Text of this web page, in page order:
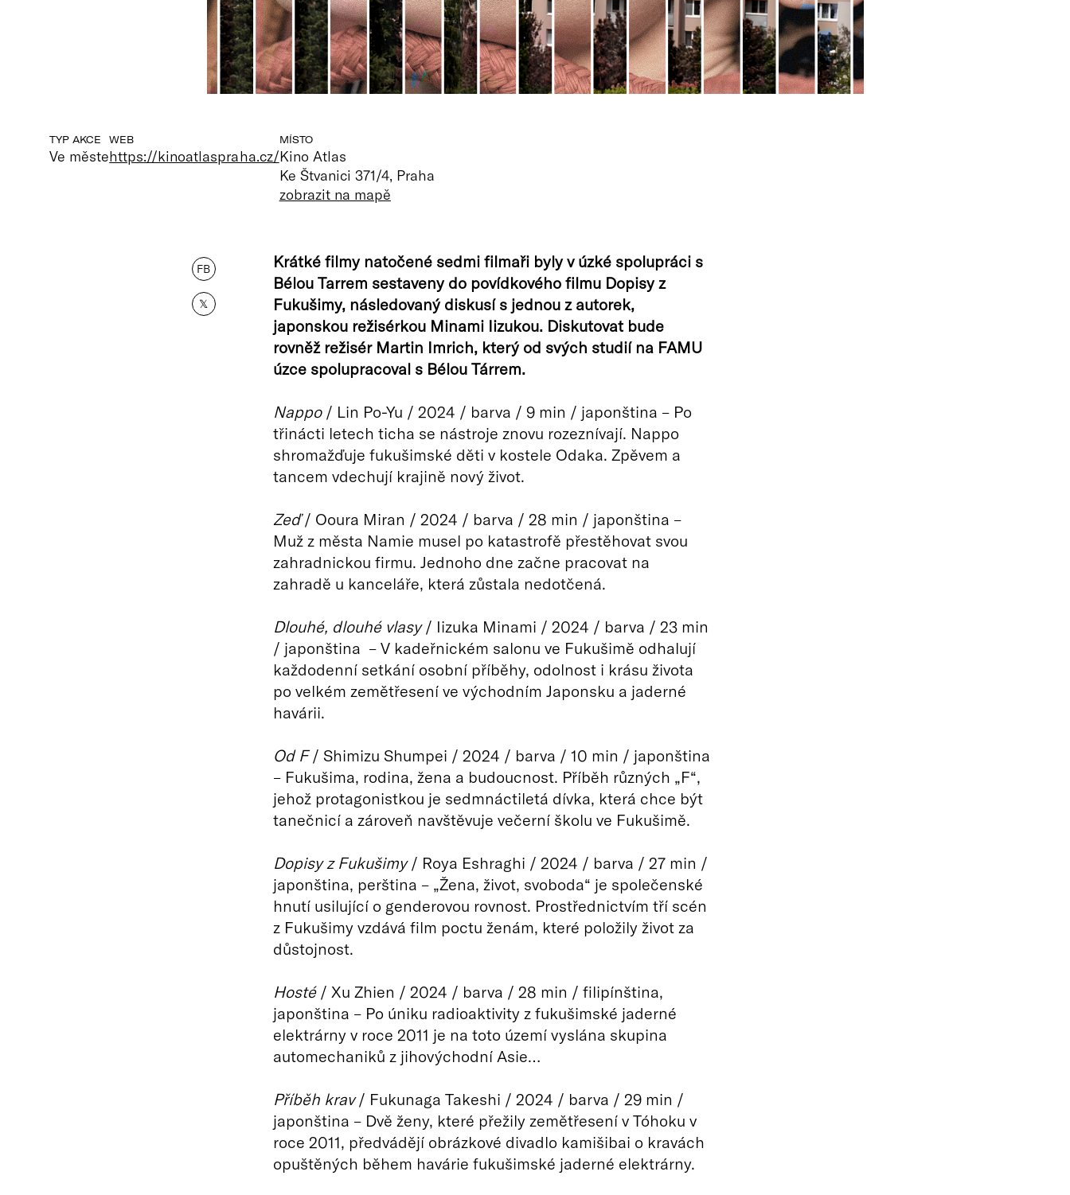
TYP AKCE
Ve měste
WEB
https://kinoatlaspraha.cz/
MÍSTO
Kino Atlas
Ke Štvanici 371/4, Praha
zobrazit na mapě
FB
𝕏
Krátké filmy natočené sedmi filmaři byly v úzké spolupráci s
Bélou Tarrem sestaveny do povídkového filmu Dopisy z
Fukušimy, následovaný diskusí s jednou z autorek,
japonskou režisérkou Minami Iizukou. Diskutovat bude
rovněž režisér Martin Imrich, který od svých studií na FAMU
úzce spolupracoval s Bélou Tárrem.
Nappo/ Lin Po-Yu / 2024 / barva / 9 min / japonština – Po
třinácti letech ticha se nástroje znovu rozeznívají. Nappo
shromažďuje fukušimské děti v kostele Odaka. Zpěvem a
tancem vdechují krajině nový život.
Zeď/ Ooura Miran / 2024 / barva / 28 min / japonština –
Muž z města Namie musel po katastrofě přestěhovat svou
zahradnickou firmu. Jednoho dne začne pracovat na
zahradě u kanceláře, která zůstala nedotčená.
Dlouhé, dlouhé vlasy/ Iizuka Minami / 2024 / barva / 23 min
/ japonština – V kadeřnickém salonu ve Fukušimě odhalují
každodenní setkání osobní příběhy, odolnost i krásu života
po velkém zemětřesení ve východním Japonsku a jaderné
havárii.
Od F/ Shimizu Shumpei / 2024 / barva / 10 min / japonština
– Fukušima, rodina, žena a budoucnost. Příběh různých „F“,
jehož protagonistkou je sedmnáctiletá dívka, která chce být
tanečnicí a zároveň navštěvuje večerní školu ve Fukušimě.
Dopisy z Fukušimy/ Roya Eshraghi / 2024 / barva / 27 min /
japonština, perština – „Žena, život, svoboda“ je společenské
hnutí usilující o genderovou rovnost. Prostřednictvím tří scén
z Fukušimy vzdává film poctu ženám, které položily život za
důstojnost.
Hosté/ Xu Zhien / 2024 / barva / 28 min / filipínština,
japonština – Po úniku radioaktivity z fukušimské jaderné
elektrárny v roce 2011 je na toto území vyslána skupina
automechaniků z jihovýchodní Asie…
Příběh krav/ Fukunaga Takeshi / 2024 / barva / 29 min /
japonština – Dvě ženy, které přežily zemětřesení v Tóhoku v
roce 2011, předvádějí obrázkové divadlo kamišibai o kravách
opuštěných během havárie fukušimské jaderné elektrárny.